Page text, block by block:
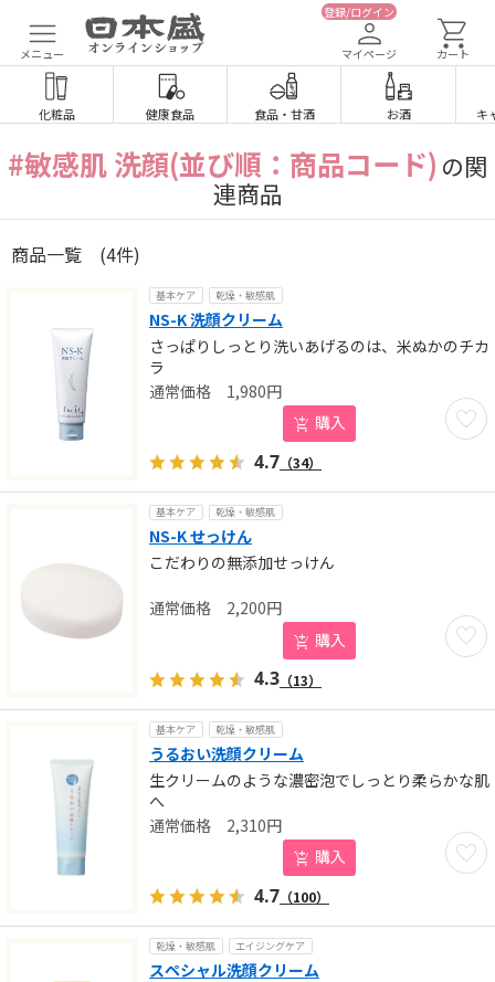
メニュー
登録/ログイン
マイページ カート
化粧品 健康食品 食品・ 甘酒 お酒 キ
#敏感肌 洗顔(並び順：商品コード) の関
連商品
商品一覧 (4件)
基本ケア 乾燥・敏感肌
NS-K 洗顔クリーム
さっぱりしっとり洗いあげるのは、米ぬかのチカ
ラ
お気
1,980円
購入
4.7 （34）
基本ケア 乾燥・敏感肌
NS-K せっけん
こだわりの無添加せっけん
お気
2,200円
購入
4.3 （13）
基本ケア 乾燥・敏感肌
うるおい洗顔クリーム
生クリームのような濃密泡でしっとり柔らかな肌
へ
お気
2,310円
購入
4.7 （100）
乾燥・敏感肌 エイジングケア
スペシャル洗顔クリーム